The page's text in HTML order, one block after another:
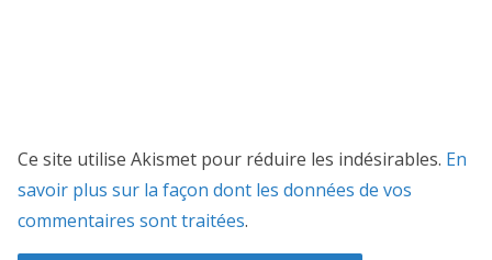
Ce site utilise Akismet pour réduire les indésirables. En
savoir plus sur la façon dont les données de vos
commentaires sont traitées.